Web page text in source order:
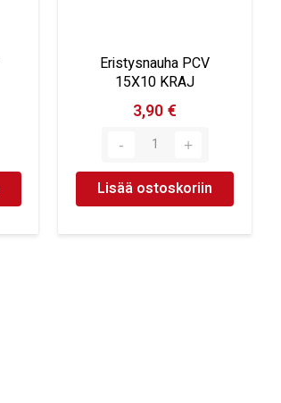
Eristysnauha PCV
15X10 KRAJ
3,90 €
Lisää ostoskoriin